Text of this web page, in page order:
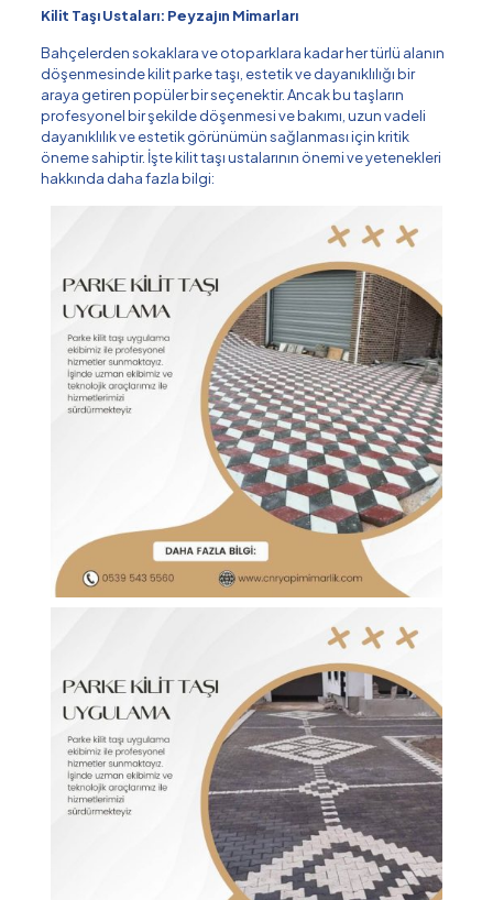
Kilit Taşı Ustaları: Peyzajın Mimarları
Bahçelerden sokaklara ve otoparklara kadar her türlü alanın
döşenmesinde kilit parke taşı, estetik ve dayanıklılığı bir
araya getiren popüler bir seçenektir. Ancak bu taşların
profesyonel bir şekilde döşenmesi ve bakımı, uzun vadeli
dayanıklılık ve estetik görünümün sağlanması için kritik
öneme sahiptir. İşte kilit taşı ustalarının önemi ve yetenekleri
hakkında daha fazla bilgi: